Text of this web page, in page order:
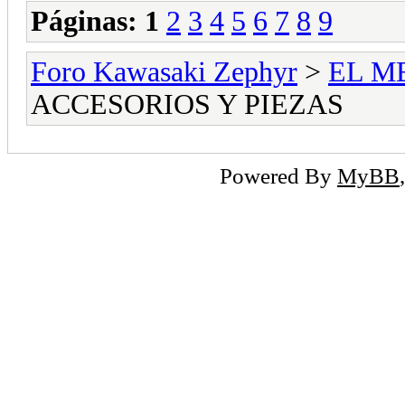
Páginas: 1 2 3 4 5 6 7 8 9
Foro Kawasaki Zephyr > EL
ACCESORIOS Y PIEZAS
Powered By MyBB